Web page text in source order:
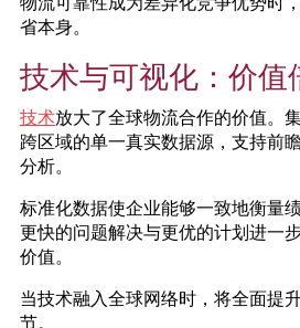
省本身。
技术与可视化：价值
技术放大了全球物流合作的价值。
跨区域的单一真实数据源，支持前
分析。
标准化数据使企业能够一致地衡量
更快的问题解决与更优的计划进一
价值。
当技术融入全球网络时，将全面提
节。